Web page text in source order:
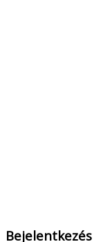
Bejelentkezés